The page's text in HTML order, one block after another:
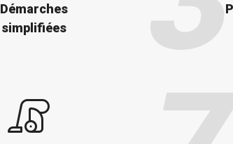
Démarches
simplifiées